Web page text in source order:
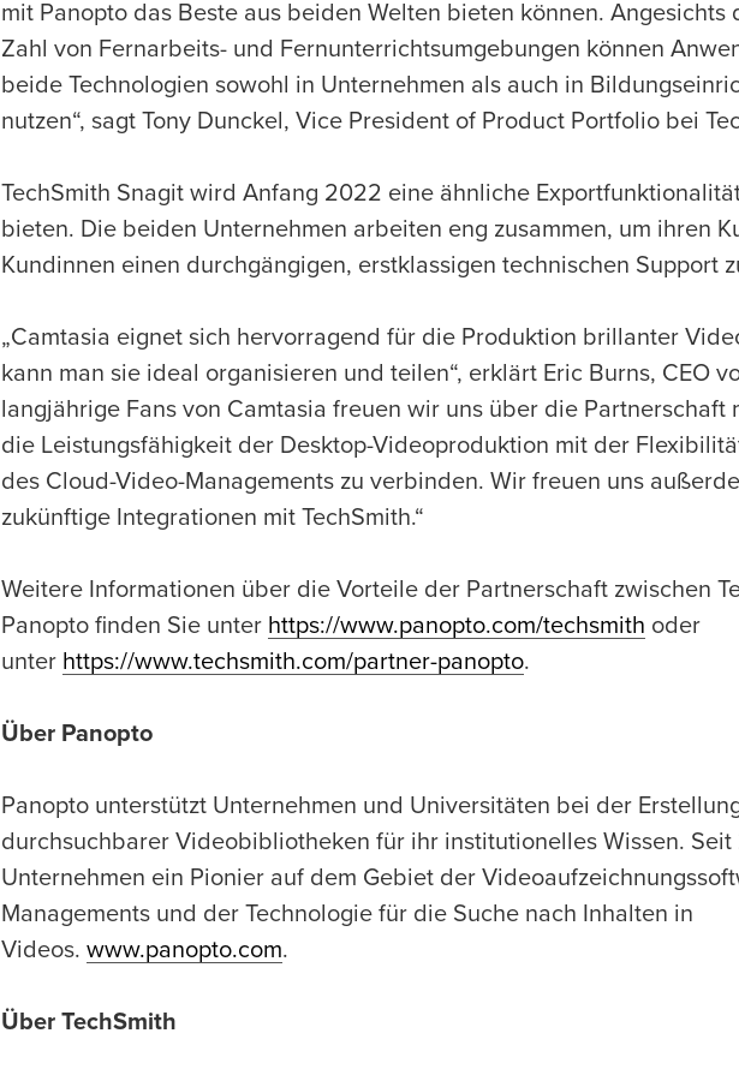
mit Panopto das Beste aus beiden Welten bieten können. Angesichts
Zahl von Fernarbeits- und Fernunterrichtsumgebungen können
beide Technologien sowohl in Unternehmen als auch in
nutzen“, sagt Tony Dunckel, Vice President of Product Portfolio bei
TechSmith Snagit wird Anfang 2022 eine ähnliche
bieten. Die beiden Unternehmen arbeiten eng zusammen, um ihren
Kundinnen einen durchgängigen, erstklassigen technischen Support
„Camtasia eignet sich hervorragend für die Produktion brillanter
kann man sie ideal organisieren und teilen“, erklärt Eric Burns, CEO
langjährige Fans von Camtasia freuen wir uns über die Partnerschaft
die Leistungsfähigkeit der Desktop-Videoproduktion mit der
des Cloud-Video-Managements zu verbinden. Wir freuen uns
zukünftige Integrationen mit TechSmith.“
Weitere Informationen über die Vorteile der Partnerschaft zwischen
Panopto finden Sie unter https://www.panopto.com/techsmith oder
unter https://www.techsmith.com/partner-panopto.
Über Panopto
Panopto unterstützt Unternehmen und Universitäten bei der
durchsuchbarer Videobibliotheken für ihr institutionelles Wissen. Seit
Unternehmen ein Pionier auf dem Gebiet der
Managements und der Technologie für die Suche nach Inhalten in
Videos. www.panopto.com.
Über TechSmith